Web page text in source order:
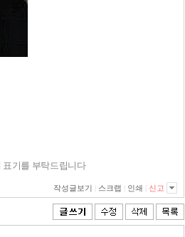
표기를 부탁드립니다
작성글보기 스크랩 인쇄 신고